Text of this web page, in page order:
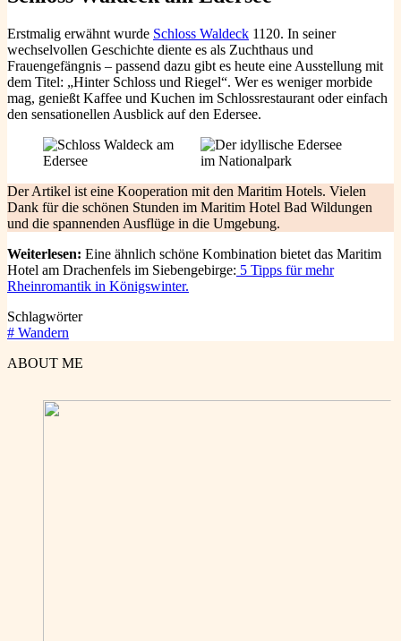
Erstmalig erwähnt wurde Schloss Waldeck 1120. In seiner
wechselvollen Geschichte diente es als Zuchthaus und
Frauengefängnis – passend dazu gibt es heute eine Ausstellung mit
dem Titel: „Hinter Schloss und Riegel“. Wer es weniger morbide
mag, genießt Kaffee und Kuchen im Schlossrestaurant oder einfach
den sensationellen Ausblick auf den Edersee.
Der Artikel ist eine Kooperation mit den Maritim Hotels. Vielen
Dank für die schönen Stunden im Maritim Hotel Bad Wildungen
und die spannenden Ausflüge in die Umgebung.
Weiterlesen: Eine ähnlich schöne Kombination bietet das Maritim
Hotel am Drachenfels im Siebengebirge: 5 Tipps für mehr
Rheinromantik in Königswinter.
Schlagwörter
# Wandern
ABOUT ME